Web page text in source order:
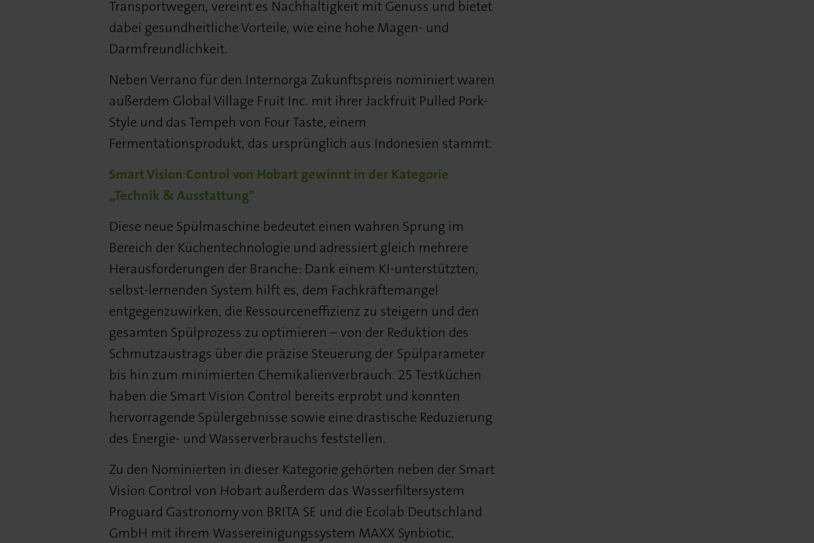
Transportwegen, vereint es Nachhaltigkeit mit Genuss und bietet
dabei gesundheitliche Vorteile, wie eine hohe Magen- und
Darmfreundlichkeit.
Neben Verrano für den Internorga Zukunftspreis nominiert waren
außerdem Global Village Fruit Inc. mit ihrer Jackfruit Pulled Pork-
Style und das Tempeh von Four Taste, einem
Fermentationsprodukt, das ursprünglich aus Indonesien stammt.
Smart Vision Control von Hobart gewinnt in der Kategorie
„Technik & Ausstattung"
Diese neue Spülmaschine bedeutet einen wahren Sprung im
Bereich der Küchentechnologie und adressiert gleich mehrere
Herausforderungen der Branche: Dank einem KI-unterstützten,
selbst-lernenden System hilft es, dem Fachkräftemangel
entgegenzuwirken, die Ressourceneffizienz zu steigern und den
gesamten Spülprozess zu optimieren – von der Reduktion des
Schmutzaustrags über die präzise Steuerung der Spülparameter
bis hin zum minimierten Chemikalienverbrauch. 25 Testküchen
haben die Smart Vision Control bereits erprobt und konnten
hervorragende Spülergebnisse sowie eine drastische Reduzierung
des Energie- und Wasserverbrauchs feststellen.
Zu den Nominierten in dieser Kategorie gehörten neben der Smart
Vision Control von Hobart außerdem das Wasserfiltersystem
Proguard Gastronomy von BRITA SE und die Ecolab Deutschland
GmbH mit ihrem Wassereinigungssystem MAXX Synbiotic.